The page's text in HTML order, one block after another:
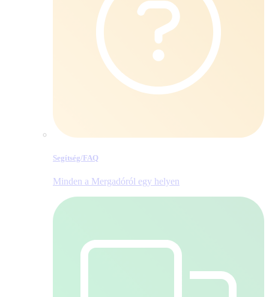
Segítség/​FAQ
Minden a Mergadóról egy helyen